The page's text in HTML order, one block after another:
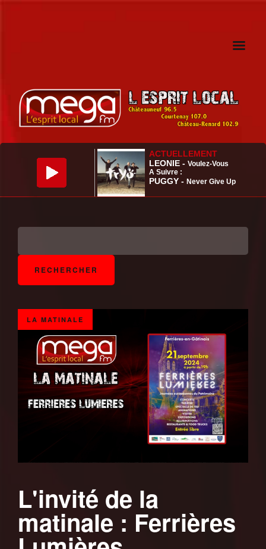
LA MATINALE
L'invité de la
matinale : Ferrières